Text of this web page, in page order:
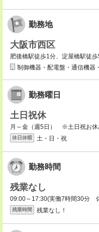
勤務地
大阪市西区
肥後橋駅徒歩1分、淀屋橋駅徒
制御機器・配電盤・通信機器
勤務曜日
土日祝休
月～金（週5日） ※土日祝お休
休日休暇 土・日・祝
勤務時間
残業なし
09:00～17:30(実働7時間30分
残業時間 残業なし！